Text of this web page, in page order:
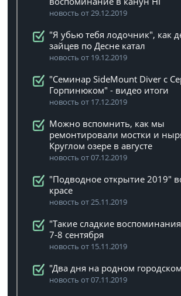
новость от 29.12.2019
"Я убью тебя лодочник", как
зайцев по Десне катал
новость от 19.12.2019
"Семинар SideMount Diver с
Горпинюком" - видео итоги
новость от 17.12.2019
Можно вспомнить, как мы
ремонтировали мостки и
Круглом озере в августе
новость от 07.12.2019
"Подводное открытие 2019"
красе
новость от 25.11.2019
"Такие сладкие
7-8 сентября
новость от 15.11.2019
"Два дня на родном
новость от 07.11.2019